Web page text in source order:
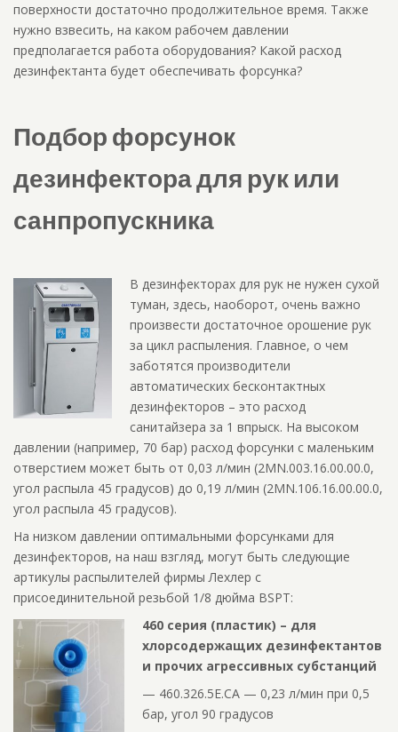
поверхности достаточно продолжительное время. Также
нужно взвесить, на каком рабочем давлении
предполагается работа оборудования? Какой расход
дезинфектанта будет обеспечивать форсунка?
Подбор форсунок
дезинфектора для рук или
санпропускника
В дезинфекторах для рук не нужен сухой
туман, здесь, наоборот, очень важно
произвести достаточное орошение рук
за цикл распыления. Главное, о чем
заботятся производители
автоматических бесконтактных
дезинфекторов – это расход
санитайзера за 1 впрыск. На высоком
давлении (например, 70 бар) расход форсунки с маленьким
отверстием может быть от 0,03 л/мин (2MN.003.16.00.00.0,
угол распыла 45 градусов) до 0,19 л/мин (2MN.106.16.00.00.0,
угол распыла 45 градусов).
На низком давлении оптимальными форсунками для
дезинфекторов, на наш взгляд, могут быть следующие
артикулы распылителей фирмы Лехлер с
присоединительной резьбой 1/8 дюйма BSPT:
460 серия (пластик) – для
хлорсодержащих дезинфектантов
и прочих агрессивных субстанций
— 460.326.5E.CA — 0,23 л/мин при 0,5
бар, угол 90 градусов